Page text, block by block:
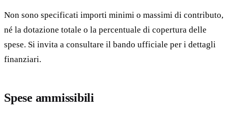
Non sono specificati importi minimi o massimi di contributo,
né la dotazione totale o la percentuale di copertura delle
spese. Si invita a consultare il bando ufficiale per i dettagli
finanziari.
Spese ammissibili